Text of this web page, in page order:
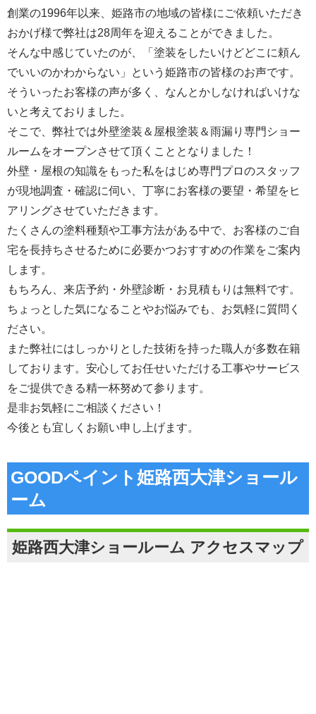
創業の1996年以来、姫路市の地域の皆様にご依頼いただき
おかげ様で弊社は28周年を迎えることができました。
そんな中感じていたのが、「塗装をしたいけどどこに頼ん
でいいのかわからない」という姫路市の皆様のお声です。
そういったお客様の声が多く、なんとかしなければいけな
いと考えておりました。
そこで、弊社では外壁塗装＆屋根塗装＆雨漏り専門ショー
ルームをオープンさせて頂くこととなりました！
外壁・屋根の知識をもった私をはじめ専門プロのスタッフ
が現地調査・確認に伺い、丁寧にお客様の要望・希望をヒ
アリングさせていただきます。
たくさんの塗料種類や工事方法がある中で、お客様のご自
宅を長持ちさせるために必要かつおすすめの作業をご案内
します。
もちろん、来店予約・外壁診断・お見積もりは無料です。
ちょっとした気になることやお悩みでも、お気軽に質問く
ださい。
また弊社にはしっかりとした技術を持った職人が多数在籍
しております。安心してお任せいただける工事やサービス
をご提供できる精一杯努めて参ります。
是非お気軽にご相談ください！
今後とも宜しくお願い申し上げます。
GOODペイント姫路西大津ショール
ーム
姫路西大津ショールーム アクセスマップ